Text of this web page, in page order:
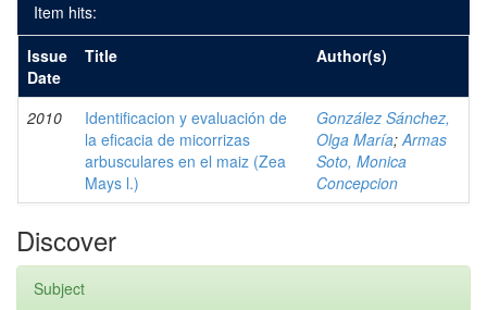
Item hits:
Issue
Date
Title Author(s)
2010
Identificacion y evaluación de
la eficacia de micorrizas
arbusculares en el maiz (Zea
Mays l.)
González Sánchez,
Olga María;Armas
Soto, Monica
Concepcion
Discover
Subject